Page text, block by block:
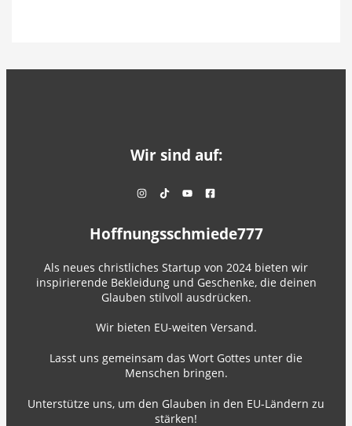
Wir sind auf:
Hoffnungsschmiede777
Als neues christliches Startup von 2024 bieten wir
inspirierende Bekleidung und Geschenke, die deinen
Glauben stilvoll ausdrücken.
Wir bieten EU-weiten Versand.
Lasst uns gemeinsam das Wort Gottes unter die
Menschen bringen.
Unterstütze uns, um den Glauben in den EU-Ländern zu
stärken!